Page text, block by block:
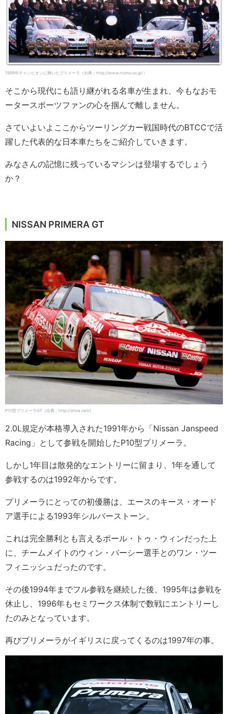
1999年チャンピオンに輝いたプリメーラ（出典：http://www.nismo.co.jp/）
そこから現代にも語り継がれる名車が生まれ、今もなおモ
ータースポーツファンの心を掴んで離しません。
さていよいよここからツーリングカー戦国時代のBTCCで活
躍した代表的な日本車たちをご紹介していきます。
みなさんの記憶に残っているマシンは登場するでしょう
か？
NISSAN PRIMERA GT
P10型プリメーラGT（出典：http://zilvia.net/)
2.0L規定が本格導入された1991年から「Nissan Janspeed
Racing」として参戦を開始したP10型プリメーラ。
しかし1年目は散発的なエントリーに留まり、1年を通して
参戦するのは1992年からです。
プリメーラにとっての初優勝は、エースのキース・オード
ア選手による1993年シルバーストーン。
これは完全勝利とも言えるポール・トゥ・ウィンだった上
に、チームメイトのウィン・パーシー選手とのワン・ツー
フィニッシュだったのです。
その後1994年までフル参戦を継続した後、1995年は参戦を
休止し、1996年もセミワークス体制で数戦にエントリーし
たのみとなっています。
再びプリメーラがイギリスに戻ってくるのは1997年の事。